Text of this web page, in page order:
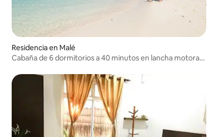
Residencia en Malé
Cabaña de 6 dormitorios a 40 minutos en lancha motora